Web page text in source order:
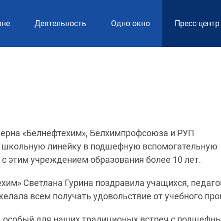
Деятельность Одно окно Пресс-центр
«Белнефтехим», Белхимпрофсоюза и РУП
линейку в подшефную вспомогательную
этим учреждением образования более 10 лет.
Светлана Гурина поздравила учащихся,
всем получать удовольствие от учебного